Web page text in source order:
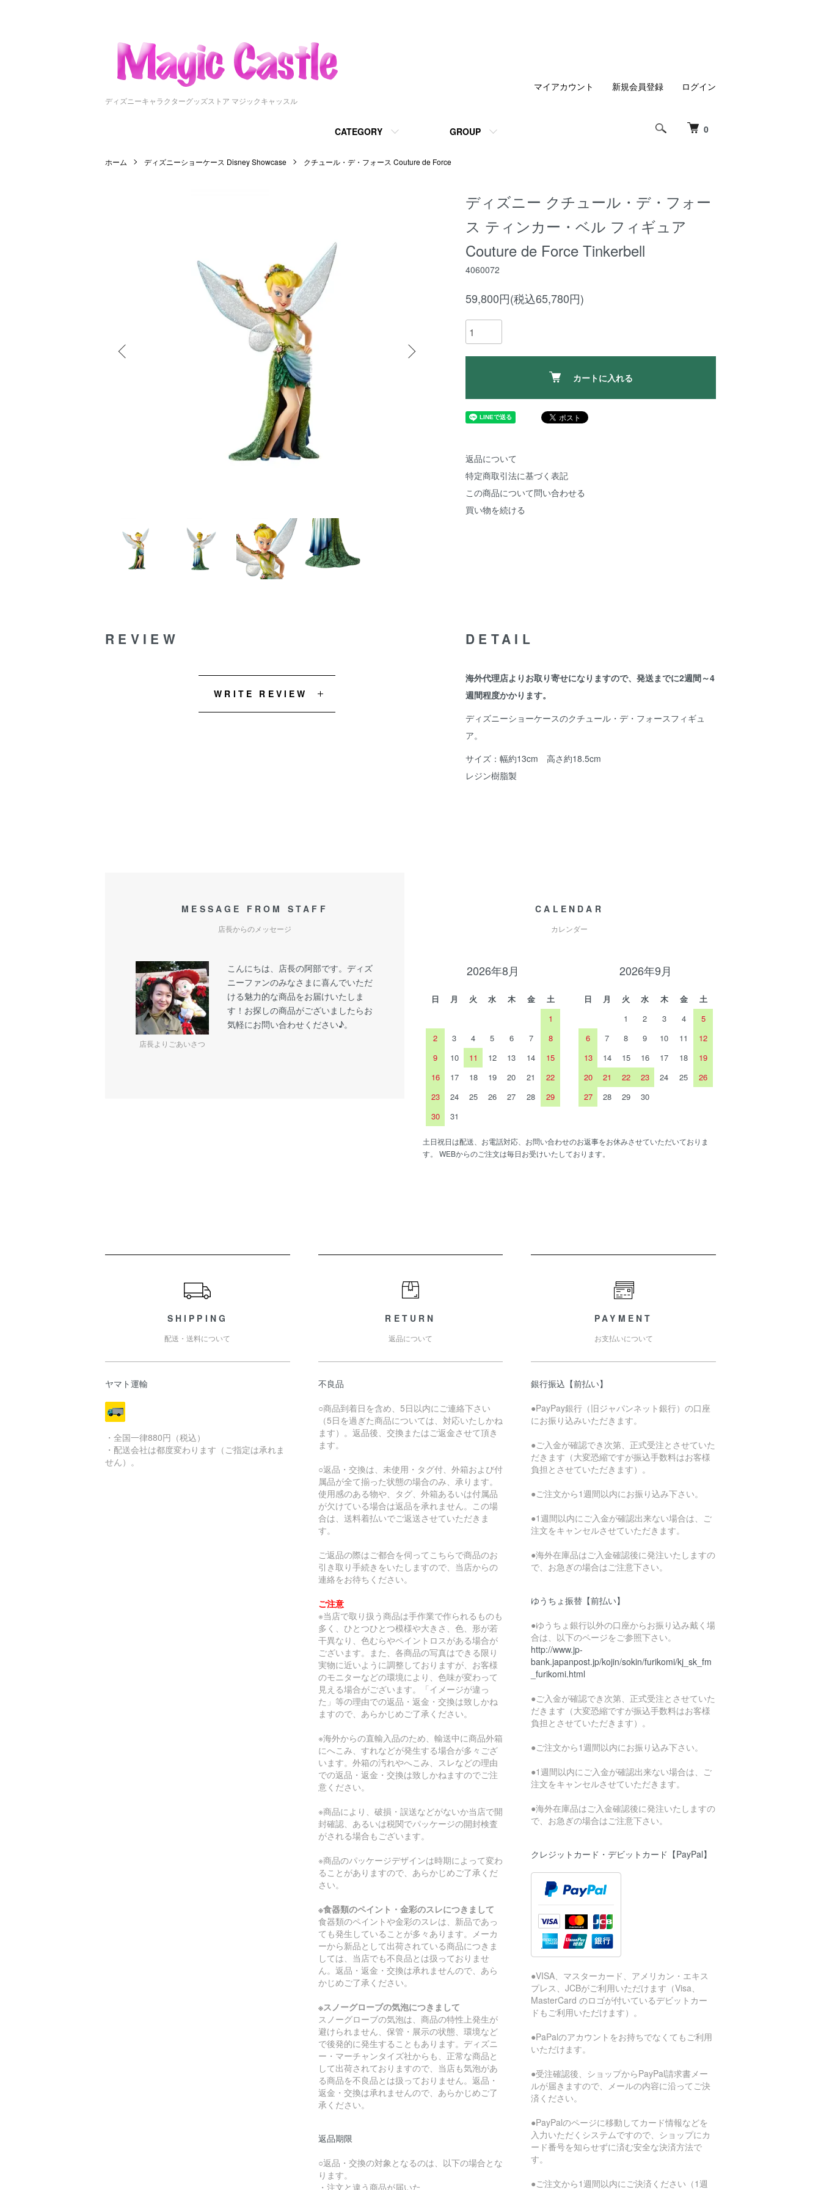
ディズニーキャラクターグッズストア マジックキャッスル
0
CATEGORY GROUP
マイアカウント 新規会員登録 ログイン
ホーム ディズニーショーケース Disney Showcase クチュール・デ・フォース Couture de Force
ディズニー クチュール・デ・フォー
ス ティンカー・ベル フィギュア
Couture de Force Tinkerbell
4060072
59,800円(税込65,780円)
カートに入れる
返品について
特定商取引法に基づく表記
この商品について問い合わせる
買い物を続ける
DETAIL
海外代理店よりお取り寄せになりますので、発送までに2週間～4
週間程度かかります。
ディズニーショーケースのクチュール・デ・フォースフィギュ
ア。
サイズ：幅約13cm 高さ約18.5cm
レジン樹脂製
REVIEW
WRITE REVIEW
MESSAGE FROM STAFF
店長からのメッセージ
店長よりごあいさつ
こんにちは、店長の阿部です。ディズ
ニーファンのみなさまに喜んでいただ
ける魅力的な商品をお届けいたしま
す！お探しの商品がございましたらお
気軽にお問い合わせください♪。
CALENDAR
カレンダー
2026年8月
日 月 火 水 木 金
土
1
2
3 4 5 6 7
8
9
10 11 12 13 14
15
16
17 18 19 20 21
22
23
24 25 26 27 28
29
30
31
2026年9月
日 月 火 水 木 金
土
1
2 3 4
5
6
7 8 9 10 11
12
13
14 15 16 17 18
19
20
21 22 23 24 25
26
27
28 29 30
土日祝日は配送、お電話対応、お問い合わせのお返事をお休みさせていただいておりま
す。 WEBからのご注文は毎日お受けいたしております。
SHIPPING
配送・送料について
ヤマト運輸
・全国一律880円（税込）
・配送会社は都度変わります（ご指定は承れま
せん）。
RETURN
返品について
不良品
○商品到着日を含め、5日以内にご連絡下さい
（5日を過ぎた商品については、対応いたしかね
ます）。返品後、交換またはご返金させて頂き
ます。
○返品・交換は、未使用・タグ付、外箱および付
属品が全て揃った状態の場合のみ、承ります。
使用感のある物や、タグ、外箱あるいは付属品
が欠けている場合は返品を承れません。この場
合は、送料着払いでご返送させていただきま
す。
ご返品の際はご都合を伺ってこちらで商品のお
引き取り手続きをいたしますので、当店からの
連絡をお待ちください。
ご注意
※当店で取り扱う商品は手作業で作られるものも
多く、ひとつひとつ模様や大きさ、色、形が若
干異なり、色むらやペイントロスがある場合が
ございます。また、各商品の写真はできる限り
実物に近いように調整しておりますが、お客様
のモニターなどの環境により、色味が変わって
見える場合がございます。「イメージが違っ
た」等の理由での返品・返金・交換は致しかね
ますので、あらかじめご了承ください。
※海外からの直輸入品のため、輸送中に商品外箱
にへこみ、すれなどが発生する場合が多々ござ
います。外箱の汚れやへこみ、スレなどの理由
での返品・返金・交換は致しかねますのでご注
意ください。
※商品により、破損・誤送などがないか当店で開
封確認、あるいは税関でパッケージの開封検査
がされる場合もございます。
※商品のパッケージデザインは時期によって変わ
ることがありますので、あらかじめご了承くだ
さい。
※食器類のペイント・金彩のスレにつきまして
食器類のペイントや金彩のスレは、新品であっ
ても発生していることが多々あります。メーカ
ーから新品として出荷されている商品につきま
しては、当店でも不良品とは扱っておりませ
ん。返品・返金・交換は承れませんので、あら
かじめご了承ください。
※スノーグローブの気泡につきまして
スノーグローブの気泡は、商品の特性上発生が
避けられません、保管・展示の状態、環境など
で後発的に発生することもあります。ディズニ
ー・マーチャンタイズ社からも、正常な商品と
して出荷されておりますので、当店も気泡があ
る商品を不良品とは扱っておりません。返品・
返金・交換は承れませんので、あらかじめご了
承ください。
返品期限
○返品・交換の対象となるのは、以下の場合とな
ります。
・注文と違う商品が届いた
PAYMENT
お支払いについて
銀行振込【前払い】
●PayPay銀行（旧ジャパンネット銀行）の口座
にお振り込みいただきます。
●ご入金が確認でき次第、正式受注とさせていた
だきます（大変恐縮ですが振込手数料はお客様
負担とさせていただきます）。
●ご注文から1週間以内にお振り込み下さい。
●1週間以内にご入金が確認出来ない場合は、ご
注文をキャンセルさせていただきます。
●海外在庫品はご入金確認後に発注いたしますの
で、お急ぎの場合はご注意下さい。
ゆうちょ振替【前払い】
●ゆうちょ銀行以外の口座からお振り込み戴く場
合は、以下のページをご参照下さい。
http://www.jp-
bank.japanpost.jp/kojin/sokin/furikomi/kj_sk_fm
_furikomi.html
●ご入金が確認でき次第、正式受注とさせていた
だきます（大変恐縮ですが振込手数料はお客様
負担とさせていただきます）。
●ご注文から1週間以内にお振り込み下さい。
●1週間以内にご入金が確認出来ない場合は、ご
注文をキャンセルさせていただきます。
●海外在庫品はご入金確認後に発注いたしますの
で、お急ぎの場合はご注意下さい。
クレジットカード・デビットカード【PayPal】
●VISA、マスターカード、アメリカン・エキス
プレス、JCBがご利用いただけます（Visa、
MasterCard のロゴが付いているデビットカー
ドもご利用いただけます）。
●PaPalのアカウントをお持ちでなくてもご利用
いただけます。
●受注確認後、ショップからPayPal請求書メー
ルが届きますので、メールの内容に沿ってご決
済ください。
●PayPalのページに移動してカード情報などを
入力いただくシステムですので、ショップにカ
ード番号を知らせずに済む安全な決済方法で
す。
●ご注文から1週間以内にご決済ください（1週